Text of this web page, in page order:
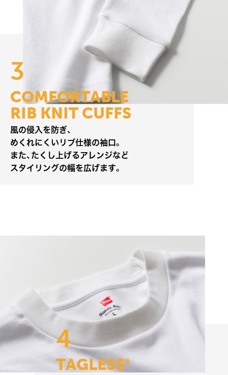
3
COMFORTABLE
RIB KNIT CUFFS
風の侵入 を 防ぎ、
め く れに く い リ ブ仕様の袖 口。
また、 た く し 上げるア レンジなど
スタイ リ ングの幅を広げます。
4
TAGLESS®